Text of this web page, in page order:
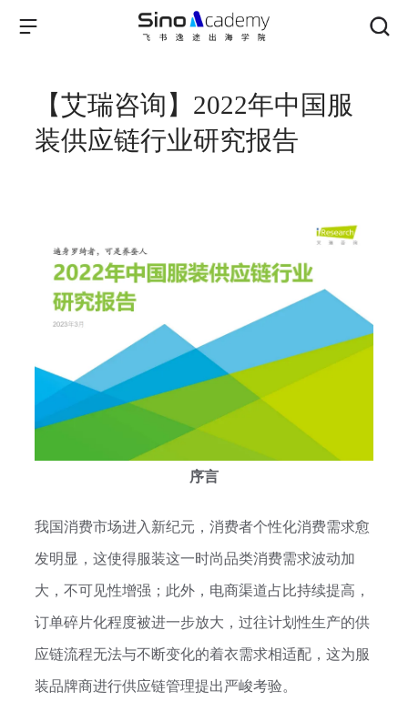
【艾瑞咨询】2022年中国服
装供应链行业研究报告
序言
我国消费市场进入新纪元，消费者个性化消费需求愈
发明显，这使得服装这一时尚品类消费需求波动加
大，不可见性增强；此外，电商渠道占比持续提高，
订单碎片化程度被进一步放大，过往计划性生产的供
应链流程无法与不断变化的着衣需求相适配，这为服
装品牌商进行供应链管理提出严峻考验。